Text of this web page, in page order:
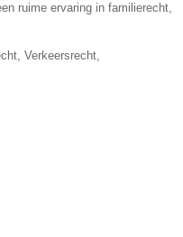
ruime ervaring in familierecht,
Verkeersrecht,